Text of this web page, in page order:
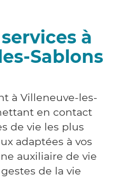
à
Sablons
à Villeneuve-les-
en contact
de vie les plus
adaptées à vos
auxiliaire de vie
de la vie